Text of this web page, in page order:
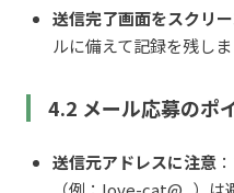
送信完了画面をスクリ
ルに備えて記録を残し
4.2 メール応募のポ
送信元アドレスに注意